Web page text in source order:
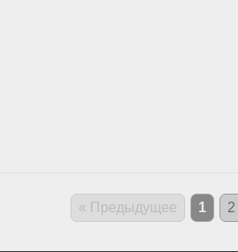
« Предыдущее 1 2